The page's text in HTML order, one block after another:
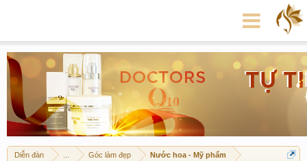
Diễn đàn Góc làm đẹp Nước hoa - Mỹ phẩm